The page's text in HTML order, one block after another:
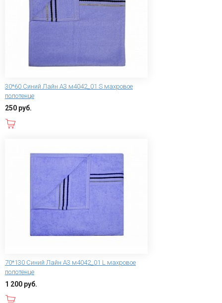
30*60 Синий Лайн А3 м4042_01 S махровое
полотенце
250 руб.
70*130 Синий Лайн А3 м4042_01 L махровое
полотенце
1 200 руб.